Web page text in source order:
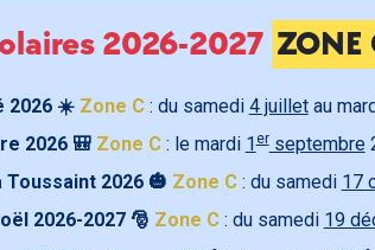
2026-2027 ZONE
2026 ☀️ Zone C: du samedi 4 juilletau
2026 🎒 Zone C: le mardi 1erseptembre
2026 🎃 Zone C: du samedi 17
2026-2027 🎅 Zone C: du samedi 19